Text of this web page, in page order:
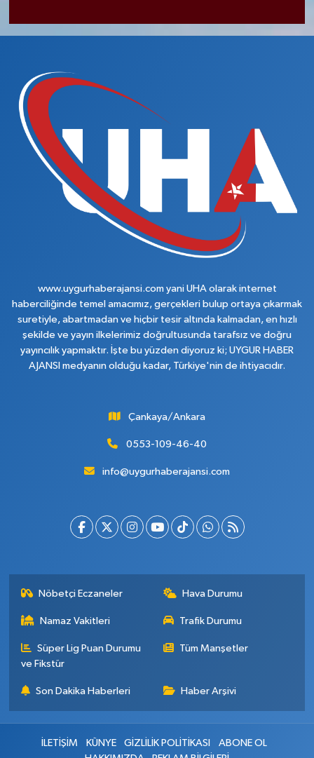
www.uygurhaberajansi.com yani UHA olarak internet
haberciliğinde temel amacımız, gerçekleri bulup ortaya çıkarmak
suretiyle, abartmadan ve hiçbir tesir altında kalmadan, en hızlı
şekilde ve yayın ilkelerimiz doğrultusunda tarafsız ve doğru
yayıncılık yapmaktır. İşte bu yüzden diyoruz ki; UYGUR HABER
AJANSI medyanın olduğu kadar, Türkiye'nin de ihtiyacıdır.
Çankaya/Ankara
0553-109-46-40
info@uygurhaberajansi.com
Nöbetçi Eczaneler Hava Durumu
Namaz Vakitleri Trafik Durumu
Süper Lig Puan Durumu
ve Fikstür
Tüm Manşetler
Son Dakika Haberleri Haber Arşivi
İLETİŞİM KÜNYE GİZLİLİK POLİTİKASI
ABONE OL